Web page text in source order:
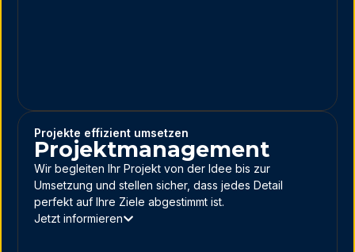
Projekte effizient umsetzen
Projektmanagement
Wir begleiten Ihr Projekt von der Idee bis zur
Umsetzung und stellen sicher, dass jedes Detail
perfekt auf Ihre Ziele abgestimmt ist.
Jetzt informieren